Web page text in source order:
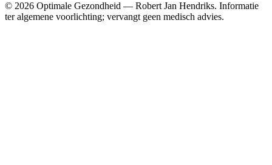
© 2026 Optimale Gezondheid — Robert Jan Hendriks. Informatie
ter algemene voorlichting; vervangt geen medisch advies.